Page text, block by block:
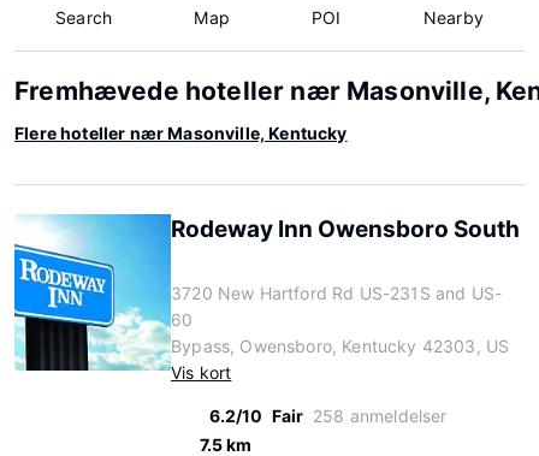
Search Map POI Nearby
Fremhævede hoteller nær Masonville,
Flere hoteller nær Masonville, Kentucky
Rodeway Inn Owensboro South
3720 New Hartford Rd US-231S and US-
60
Bypass, Owensboro, Kentucky 42303, US
Vis kort
6.2/10 Fair 258 anmeldelser
7.5 km